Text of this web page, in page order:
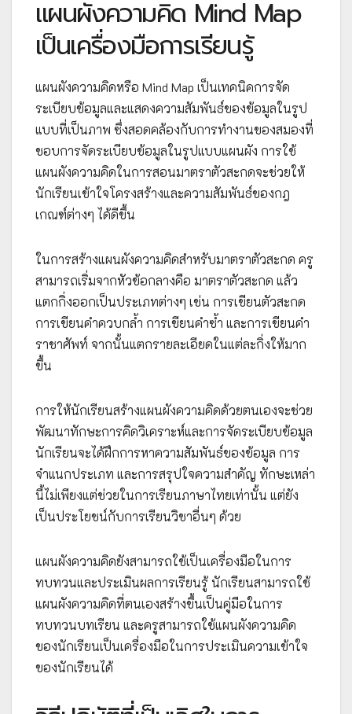
แผนผังความคิด Mind Map
เป็นเครื่องมือการเรียนรู้
แผนผังความคิดหรือ Mind Map เป็นเทคนิคการจัด
ระเบียบข้อมูลและแสดงความสัมพันธ์ของข้อมูลในรูป
แบบที่เป็นภาพ ซึ่งสอดคล้องกับการทำงานของสมองที่
ชอบการจัดระเบียบข้อมูลในรูปแบบแผนผัง การใช้
แผนผังความคิดในการสอนมาตราตัวสะกดจะช่วยให้
นักเรียนเข้าใจโครงสร้างและความสัมพันธ์ของกฎ
เกณฑ์ต่างๆ ได้ดีขึ้น
ในการสร้างแผนผังความคิดสำหรับมาตราตัวสะกด ครู
สามารถเริ่มจากหัวข้อกลางคือ มาตราตัวสะกด แล้ว
แตกกิ่งออกเป็นประเภทต่างๆ เช่น การเขียนตัวสะกด
การเขียนคำควบกล้ำ การเขียนคำซ้ำ และการเขียนคำ
ราชาศัพท์ จากนั้นแตกรายละเอียดในแต่ละกิ่งให้มาก
ขึ้น
การให้นักเรียนสร้างแผนผังความคิดด้วยตนเองจะช่วย
พัฒนาทักษะการคิดวิเคราะห์และการจัดระเบียบข้อมูล
นักเรียนจะได้ฝึกการหาความสัมพันธ์ของข้อมูล การ
จำแนกประเภท และการสรุปใจความสำคัญ ทักษะเหล่า
นี้ไม่เพียงแต่ช่วยในการเรียนภาษาไทยเท่านั้น แต่ยัง
เป็นประโยชน์กับการเรียนวิชาอื่นๆ ด้วย
แผนผังความคิดยังสามารถใช้เป็นเครื่องมือในการ
ทบทวนและประเมินผลการเรียนรู้ นักเรียนสามารถใช้
แผนผังความคิดที่ตนเองสร้างขึ้นเป็นคู่มือในการ
ทบทวนบทเรียน และครูสามารถใช้แผนผังความคิด
ของนักเรียนเป็นเครื่องมือในการประเมินความเข้าใจ
ของนักเรียนได้